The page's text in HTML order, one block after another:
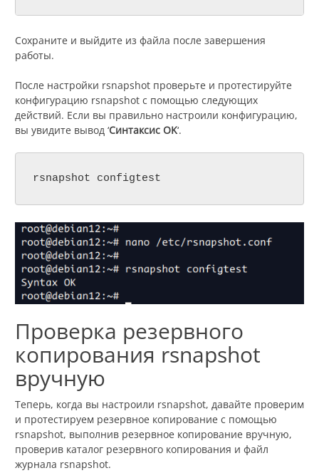
Сохраните и выйдите из файла после завершения
работы.
После настройки rsnapshot проверьте и протестируйте
конфигурацию rsnapshot с помощью следующих
действий. Если вы правильно настроили конфигурацию,
вы увидите вывод ‘Синтаксис OK‘.
rsnapshot configtest
Проверка резервного
копирования rsnapshot
вручную
Теперь, когда вы настроили rsnapshot, давайте проверим
и протестируем резервное копирование с помощью
rsnapshot, выполнив резервное копирование вручную,
проверив каталог резервного копирования и файл
журнала rsnapshot.